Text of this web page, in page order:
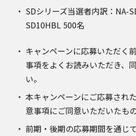
SDシリーズ当選者内訳：NA-
SD10HBL 500名
キャンペーンに応募いただく
事項をよくお読みいただき、
い。
本キャンペーンにご応募され
意事項にご同意いただいたも
前期・後期の応募期間を通じ